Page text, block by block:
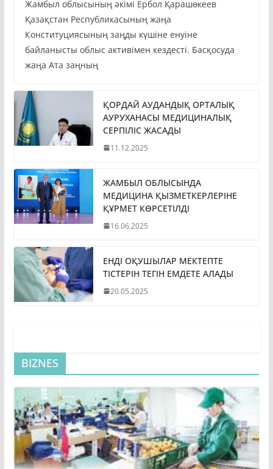
Жамбыл облысының әкімі Ербол Қарашөкеев
Қазақстан Республикасының жаңа
Конституциясының заңды күшіне енуіне
байланысты облыс активімен кездесті. Басқосуда
жаңа Ата заңның
ҚОРДАЙ АУДАНДЫҚ ОРТАЛЫҚ
АУРУХАНАСЫ МЕДИЦИНАЛЫҚ
СЕРПІЛІС ЖАСАДЫ
11.12.2025
ЖАМБЫЛ ОБЛЫСЫНДА
МЕДИЦИНА ҚЫЗМЕТКЕРЛЕРІНЕ
ҚҰРМЕТ КӨРСЕТІЛДІ
16.06.2025
ЕНДІ ОҚУШЫЛАР МЕКТЕПТЕ
ТІСТЕРІН ТЕГІН ЕМДЕТЕ АЛАДЫ
20.05.2025
BIZNES